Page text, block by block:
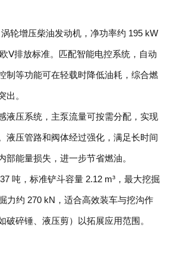
轮增压柴油发动机，净功率约 195 kW
Ⅴ排放标准。匹配智能电控系统，自动
制等功能可在轻载时降低油耗，综合燃
出。
液压系统，主泵流量可按需分配，实现
液压管路和阀体经过强化，满足长时间
部能量损失，进一步节省燃油。
吨，标准铲斗容量 2.12 m³，最大挖掘
力约 270 kN，适合高效装车与挖沟作
破碎锤、液压剪）以拓展应用范围。